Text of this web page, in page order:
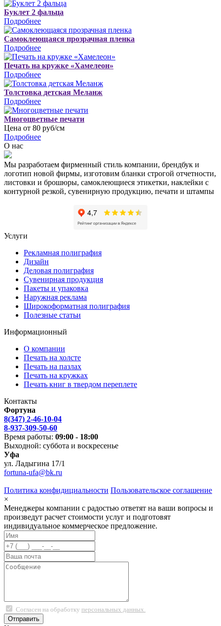
Буклет 2 фальца
Подробнее
Самоклеющаяся прозрачная пленка
Подробнее
Печать на кружке «Хамелеон»
Подробнее
Толстовка детская Меланж
Подробнее
Многоцветные печати
Цена от 80 руб/см
Подробнее
О нас
Мы разработаем фирменный стиль компании, брендбук и
логотип новой фирмы, изготовим бланки строгой отчетности,
листовки и брошюры, самоклеющиеся этикетки, наклейки с
контурной резкой, сувенирную продукцию, печати и штампы
Услуги
Рекламная полиграфия
Дизайн
Деловая полиграфия
Сувенирная продукция
Пакеты и упаковка
Наружная реклама
Широкоформатная полиграфия
Полезные статьи
Информационный
О компании
Печать на холсте
Печать на пазлах
Печать на кружках
Печать книг в твердом переплете
Контакты
Фортуна
8(347) 2-46-10-04
8-937-309-50-60
Время работы: 09:00 - 18:00
Выходной: суббота и воскресенье
Уфа
ул. Ладыгина 17/1
fortuna-ufa@bk.ru
Политика конфидициальности Пользовательское соглашение
×
Менеджеры компании с радостью ответят на ваши вопросы и
произведут расчет стоимости услуг и подготовят
индивидуальное коммерческое предложение.
Согласен на обработку персональных данных.